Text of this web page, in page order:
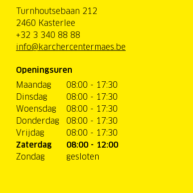
Turnhoutsebaan 212
2460 Kasterlee
+32 3 340 88 88
info@karchercentermaes.be
Openingsuren
Maandag
08:00 - 17:30
Dinsdag
08:00 - 17:30
Woensdag
08:00 - 17:30
Donderdag
08:00 - 17:30
Vrijdag
08:00 - 17:30
Zaterdag
08:00 - 12:00
Zondag
gesloten